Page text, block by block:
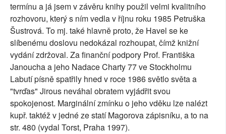
termínu a já jsem v závěru knihy použil velmi kvalitního
rozhovoru, který s ním vedla v říjnu roku 1985 Petruška
Šustrová. To mj. také hlavně proto, že Havel se ke
slíbenému doslovu nedokázal rozhoupat, čímž knižní
vydání zdržoval. Za finanční podpory Prof. Františka
Janoucha a jeho Nadace Charty 77 ve Stockholmu
Labutí písně spatřily hned v roce 1986 světlo světa a
"tvrďas" Jirous neváhal obratem vyjádřit svou
spokojenost. Marginální zmínku o jeho vděku lze nalézt
kupř. taktéž v jedné ze statí Magorova zápisníku, a to na
str. 480 (vydal Torst, Praha 1997).